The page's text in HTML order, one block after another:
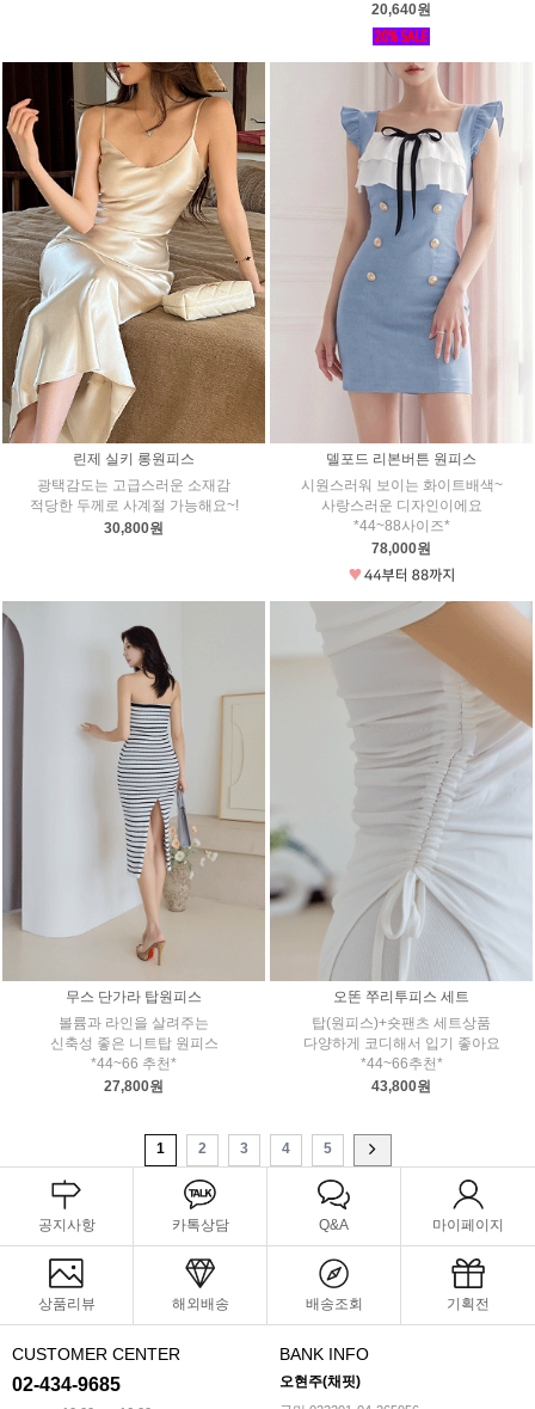
20,640원
린제 실키 롱원피스
광택감도는 고급스러운 소재감
적당한 두께로 사계절 가능해요~!
30,800원
델포드 리본버튼 원피스
시원스러워 보이는 화이트배색~
사랑스러운 디자인이에요
*44~88사이즈*
78,000원
무스 단가라 탑원피스
볼륨과 라인을 살려주는
신축성 좋은 니트탑 원피스
*44~66 추천*
27,800원
오똔 쭈리투피스 세트
탑(원피스)+숏팬츠 세트상품
다양하게 코디해서 입기 좋아요
*44~66추천*
43,800원
1 2 3 4 5
공지사항 카톡상담 Q&A 마이페이지
상품리뷰 해외배송 배송조회 기획전
CUSTOMER CENTER
02-434-9685
BANK INFO
오현주(채핏)